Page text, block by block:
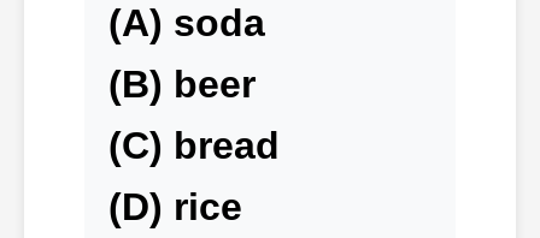
(A) soda
(B) beer
(C) bread
(D) rice